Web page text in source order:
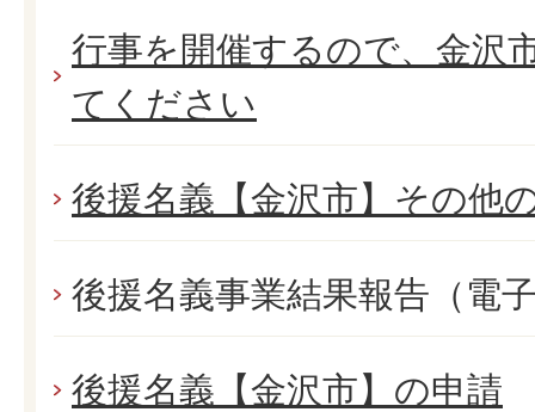
行事を開催するので、金沢
てください
後援名義【金沢市】その他
後援名義事業結果報告（電
後援名義【金沢市】の申請